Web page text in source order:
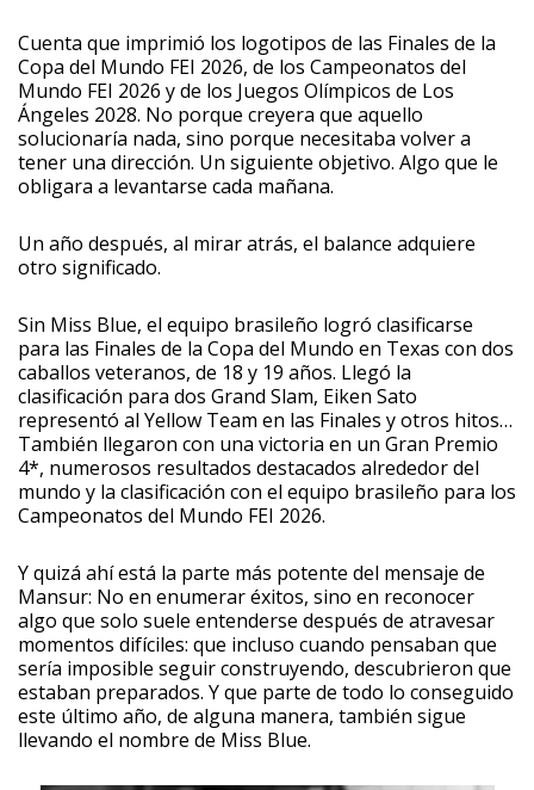
Cuenta que imprimió los logotipos de las Finales de la
Copa del Mundo FEI 2026, de los Campeonatos del
Mundo FEI 2026 y de los Juegos Olímpicos de Los
Ángeles 2028. No porque creyera que aquello
solucionaría nada, sino porque necesitaba volver a
tener una dirección. Un siguiente objetivo. Algo que le
obligara a levantarse cada mañana.
Un año después, al mirar atrás, el balance adquiere
otro significado.
Sin Miss Blue, el equipo brasileño logró clasificarse
para las Finales de la Copa del Mundo en Texas con dos
caballos veteranos, de 18 y 19 años. Llegó la
clasificación para dos Grand Slam, Eiken Sato
representó al Yellow Team en las Finales y otros hitos…
También llegaron con una victoria en un Gran Premio
4*, numerosos resultados destacados alrededor del
mundo y la clasificación con el equipo brasileño para los
Campeonatos del Mundo FEI 2026.
Y quizá ahí está la parte más potente del mensaje de
Mansur: No en enumerar éxitos, sino en reconocer
algo que solo suele entenderse después de atravesar
momentos difíciles: que incluso cuando pensaban que
sería imposible seguir construyendo, descubrieron que
estaban preparados. Y que parte de todo lo conseguido
este último año, de alguna manera, también sigue
llevando el nombre de Miss Blue.